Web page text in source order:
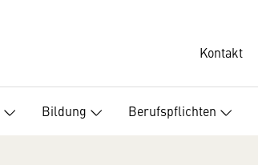
Kontakt
Bildung Berufspflichten